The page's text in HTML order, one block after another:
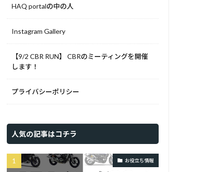
HAQ portalの中の人
Instagram Gallery
【9/2 CBR RUN】 CBRのミーティングを開催
します！
プライバシーポリシー
人気の記事はコチラ
お役立ち情報